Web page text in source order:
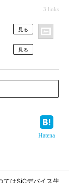
3 links
見る
見る
Hatena
てはSiCデバイス生